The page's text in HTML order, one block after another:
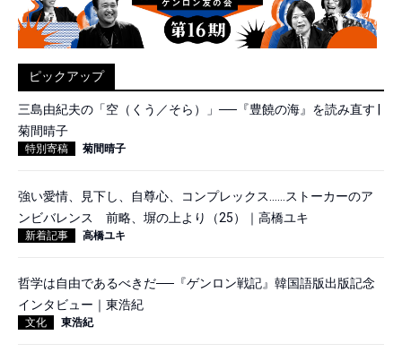
ピックアップ
三島由紀夫の「空（くう／そら）」──『豊饒の海』を読み直す |
菊間晴子
特別寄稿 菊間晴子
強い愛情、見下し、自尊心、コンプレックス……ストーカーのア
ンビバレンス 前略、塀の上より（25）｜高橋ユキ
新着記事 高橋ユキ
哲学は自由であるべきだ──『ゲンロン戦記』韓国語版出版記念
インタビュー｜東浩紀
文化 東浩紀